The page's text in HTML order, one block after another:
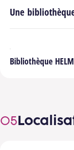
Une
Bibliothèque